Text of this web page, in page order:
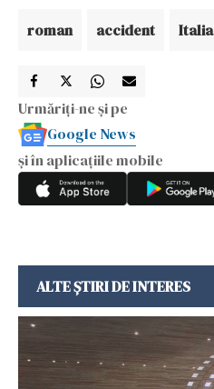
roman accident Italia
Urmăriți-ne și pe
Google News
și în aplicațiile mobile
ALTE ȘTIRI DE INTERES